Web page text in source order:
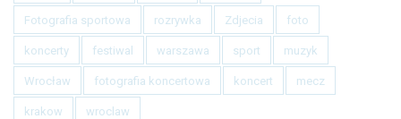
Fotografia sportowa rozrywka Zdjecia foto
koncerty festiwal warszawa sport muzyk
Wrocław fotografia koncertowa koncert mecz
krakow wroclaw